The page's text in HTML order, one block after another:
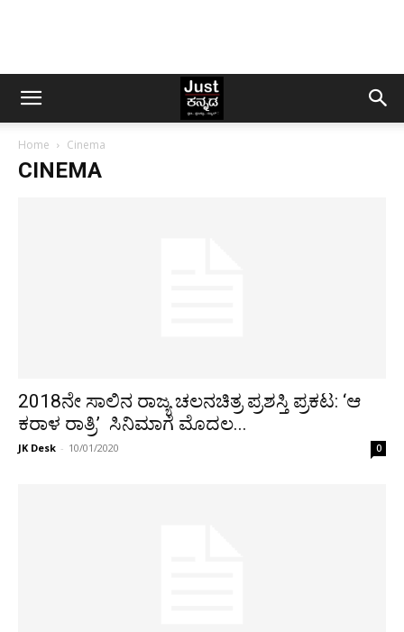
Home Cinema
CINEMA
2018ನೇ ಸಾಲಿನ ರಾಜ್ಯ ಚಲನಚಿತ್ರ ಪ್ರಶಸ್ತಿ ಪ್ರಕಟ: ‘ಆ
ಕರಾಳ ರಾತ್ರಿ’ ಸಿನಿಮಾಗೆ ಮೊದಲ...
JK Desk - 10/01/2020 0